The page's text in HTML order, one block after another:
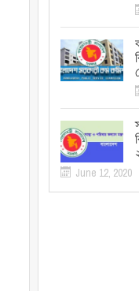
June 12, 2020